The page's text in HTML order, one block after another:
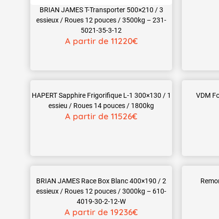
BRIAN JAMES T-Transporter 500×210 / 3
essieux / Roues 12 pouces / 3500kg – 231-
5021-35-3-12
A partir de 11220€
HAPERT Sapphire Frigorifique L-1 300×130 / 1
essieu / Roues 14 pouces / 1800kg
A partir de 11526€
VDM
BRIAN JAMES Race Box Blanc 400×190 / 2
essieux / Roues 12 pouces / 3000kg – 610-
4019-30-2-12-W
A partir de 19236€